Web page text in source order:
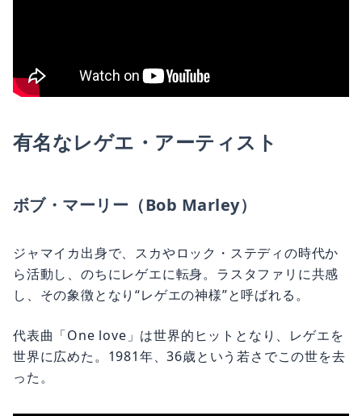
有名なレゲエ・アーティスト
ボブ・マーリー（Bob Marley）
ジャマイカ出身で、スカやロック・ステディの時代か
ら活動し、のちにレゲエに転身。ラスタファリに共感
し、その象徴となり“レゲエの神様”と呼ばれる。
代表曲「One love」は世界的ヒットとなり、レゲエを
世界に広めた。1981年、36歳という若さでこの世を去
った。